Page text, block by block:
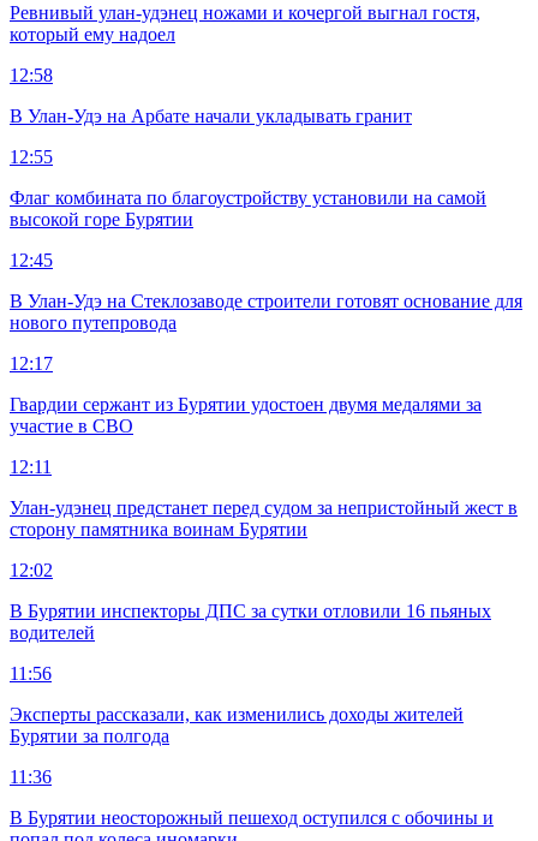
Ревнивый улан-удэнец ножами и кочергой выгнал гостя,
который ему надоел
12:58
В Улан-Удэ на Арбате начали укладывать гранит
12:55
Флаг комбината по благоустройству установили на самой
высокой горе Бурятии
12:45
В Улан-Удэ на Стеклозаводе строители готовят основание для
нового путепровода
12:17
Гвардии сержант из Бурятии удостоен двумя медалями за
участие в СВО
12:11
Улан-удэнец предстанет перед судом за непристойный жест в
сторону памятника воинам Бурятии
12:02
В Бурятии инспекторы ДПС за сутки отловили 16 пьяных
водителей
11:56
Эксперты рассказали, как изменились доходы жителей
Бурятии за полгода
11:36
В Бурятии неосторожный пешеход оступился с обочины и